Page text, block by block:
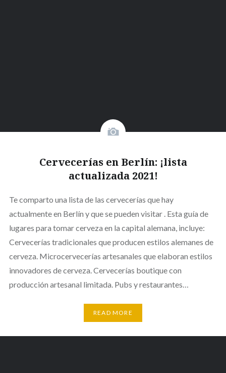
Cervecerías en Berlín: ¡lista
actualizada 2021!
Te comparto una lista de las cervecerías que hay
actualmente en Berlín y que se pueden visitar . Esta guía de
lugares para tomar cerveza en la capital alemana, incluye:
Cervecerías tradicionales que producen estilos alemanes de
cerveza. Microcervecerías artesanales que elaboran estilos
innovadores de cerveza. Cervecerías boutique con
producción artesanal limitada. Pubs y restaurantes…
READ MORE